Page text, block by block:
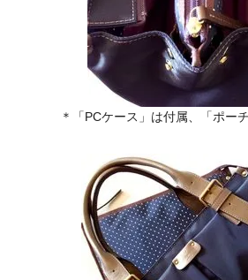
＊「PCケース」は付属、「ポー